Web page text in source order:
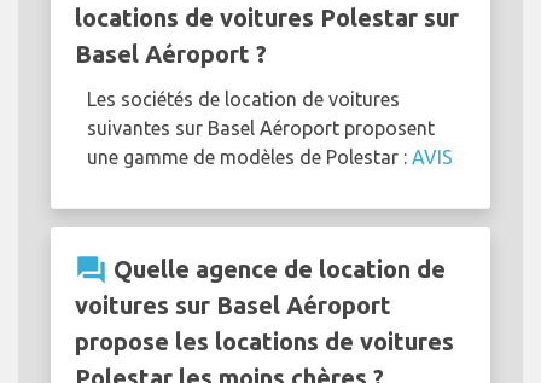
locations de voitures Polestar sur
Basel Aéroport ?
Les sociétés de location de voitures
suivantes sur Basel Aéroport proposent
une gamme de modèles de Polestar : AVIS
question_answer Quelle agence de location de
voitures sur Basel Aéroport
propose les locations de voitures
Polestar les moins chères ?